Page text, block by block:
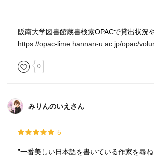
彼だけが贖罪するのではなく、みんな
た。その表現方法が作品。
「世界がぜんたい幸福にならないうちは
思い込みのはげしいおせっかいなやつだ
銀河鉄道の夜は最愛の人をうしなった人の
トシの死後にかかれた。その死が題材だ
同様）
のか？どうすればのりこえれるのか？のヒ
阪南大学図書館蔵書検索OPACで貸出状況
https://opac-lime.hannan-u.ac.jp/opac/
0
みりんのいえさん
5
”一番美しい日本語を書いている作家を尋ね